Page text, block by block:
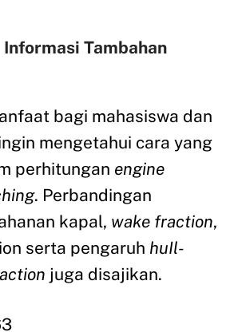
Informasi Tambahan
bagi mahasiswa dan
mengetahui cara yang
perhitungan engine
. Perbandingan
kapal, wake fraction,
serta pengaruh huIl-
juga disajikan.